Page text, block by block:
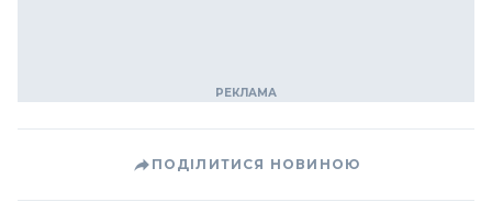
ПОДІЛИТИСЯ НОВИНОЮ